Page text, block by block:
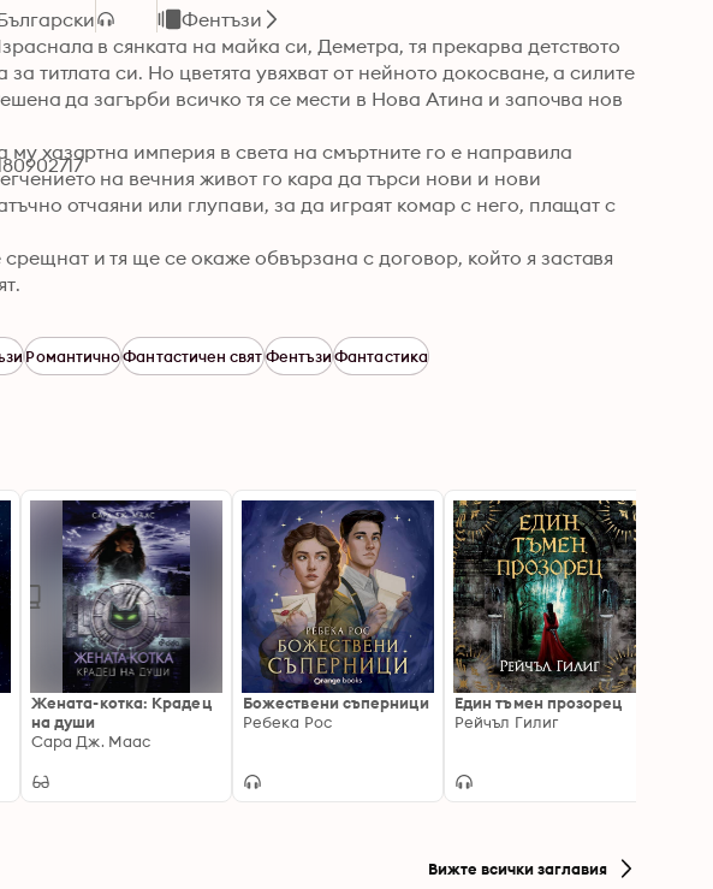
Фентъзи
в сянката на майка си, Деметра, тя прекарва детството
титлата си. Но цветята увяхват от нейното докосване, а силите
да загърби всичко тя се мести в Нова Атина и започва нов
хазартна империя в света на смъртните го е направила
на вечния живот го кара да търси нови и нови
отчаяни или глупави, за да играят комар с него, плащат с
и тя ще се окаже обвързана с договор, който я заставя
РомантичноФантастичен святФентъзиФантастика
Жената-котка: Крадец
на души
Сара Дж. Маас
Божествени съперници
Ребека Рос
Един тъмен прозорец
Рейчъл Гилиг
Вижте всички заглавия